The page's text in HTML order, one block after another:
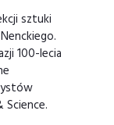
sztuki
100-lecia